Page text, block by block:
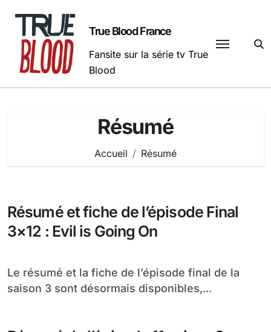
contenu
True Blood France
Fansite sur la série tv True
Blood
Résumé
Accueil Résumé
Résumé et fiche de l’épisode Final
3×12 : Evil is Going On
Le résumé et la fiche de l’épisode final de la
saison 3 sont désormais disponibles,...